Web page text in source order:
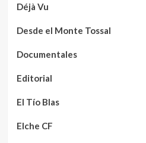
Déjà Vu
Desde el Monte Tossal
Documentales
Editorial
El Tío Blas
Elche CF